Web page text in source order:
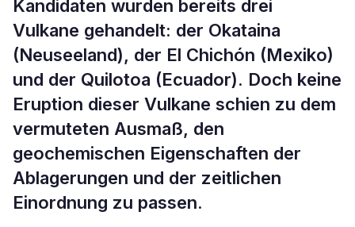
Kandidaten wurden bereits drei
Vulkane gehandelt: der Okataina
(Neuseeland), der El Chichón (Mexiko)
und der Quilotoa (Ecuador). Doch keine
Eruption dieser Vulkane schien zu dem
vermuteten Ausmaß, den
geochemischen Eigenschaften der
Ablagerungen und der zeitlichen
Einordnung zu passen.